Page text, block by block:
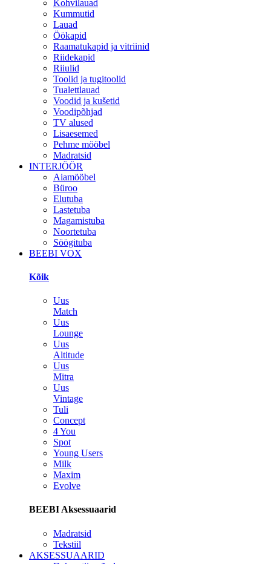
Kohvilauad
Kummutid
Lauad
Öökapid
Raamatukapid ja vitriinid
Riidekapid
Riiulid
Toolid ja tugitoolid
Tualettlauad
Voodid ja kušetid
Voodipõhjad
TV alused
Lisaesemed
Pehme mööbel
Madratsid
INTERJÖÖR
Aiamööbel
Büroo
Elutuba
Lastetuba
Magamistuba
Noortetuba
Söögituba
BEEBI VOX
Kõik
Uus
Match
Uus
Lounge
Uus
Altitude
Uus
Mitra
Uus
Vintage
Tuli
Concept
4 You
Spot
Young Users
Milk
Maxim
Evolve
BEEBI Aksessuaarid
Madratsid
Tekstiil
AKSESSUAARID